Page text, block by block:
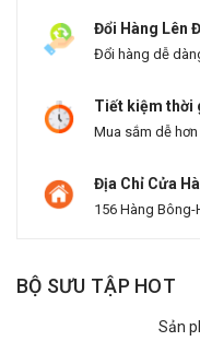
Đổi Hàng Lên
Đổi hàng dễ
Tiết kiệm thời
Mua sắm dễ
Địa Chỉ Cửa
156 Hàng Bông-
BỘ SƯU TẬP HOT
Sản